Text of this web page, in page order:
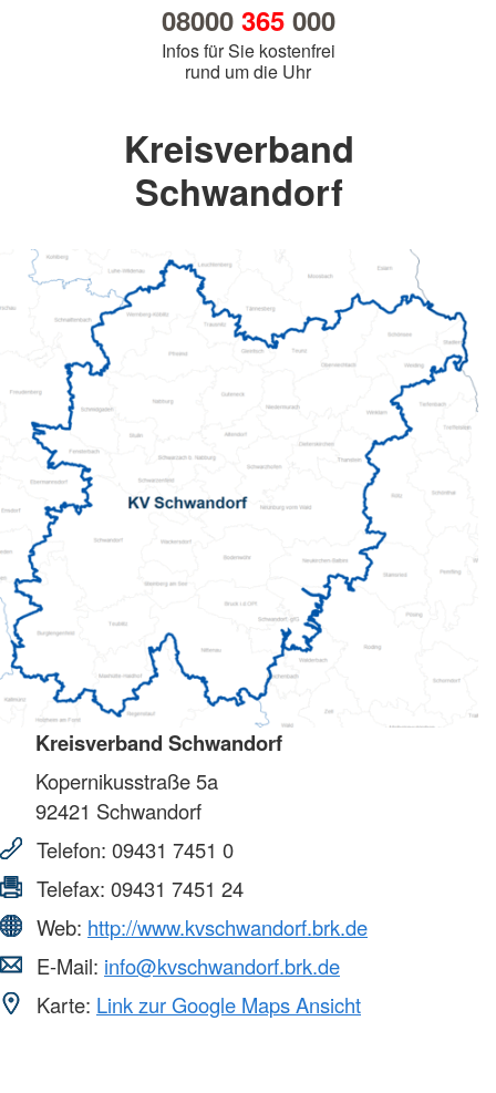
08000 365000
Infos für Sie kostenfrei
rund um die Uhr
Kreisverband
Schwandorf
Kreisverband Schwandorf
Kopernikusstraße 5a
92421 Schwandorf
Telefon: 09431 7451 0
Telefax: 09431 7451 24
Web: http://www.kvschwandorf.brk.de
E-Mail: info@kvschwandorf.brk.de
Karte: Link zur Google Maps Ansicht